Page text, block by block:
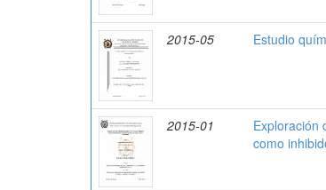
2015-05 Estudio
2015-01
Exploración
como